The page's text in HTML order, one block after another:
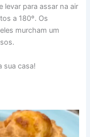
levar para assar na air
a 180º. Os
murcham um
sua casa!